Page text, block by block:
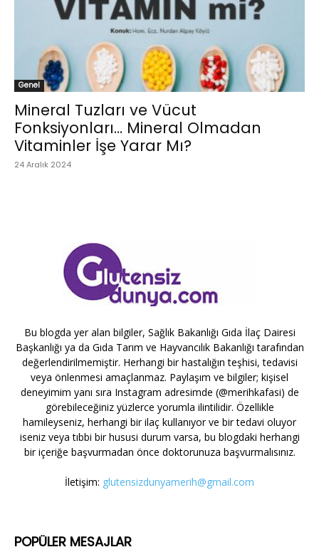
Genel
Mineral Tuzları ve Vücut
Fonksiyonları… Mineral Olmadan
Vitaminler İşe Yarar Mı?
24 Aralık 2024
Bu blogda yer alan bilgiler, Sağlık Bakanlığı Gıda İlaç Dairesi
Başkanlığı ya da Gıda Tarım ve Hayvancılık Bakanlığı tarafından
değerlendirilmemiştir. Herhangi bir hastalığın teşhisi, tedavisi
veya önlenmesi amaçlanmaz. Paylaşım ve bilgiler; kişisel
deneyimim yanı sıra Instagram adresimde (@merihkafasi) de
görebileceğiniz yüzlerce yorumla ilintilidir. Özellikle
hamileyseniz, herhangi bir ilaç kullanıyor ve bir tedavi oluyor
iseniz veya tıbbi bir hususi durum varsa, bu blogdaki herhangi
bir içeriğe başvurmadan önce doktorunuza başvurmalısınız.
İletişim: glutensizdunyamerih@gmail.com
POPÜLER MESAJLAR